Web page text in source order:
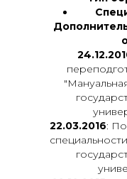
22.03.2016: